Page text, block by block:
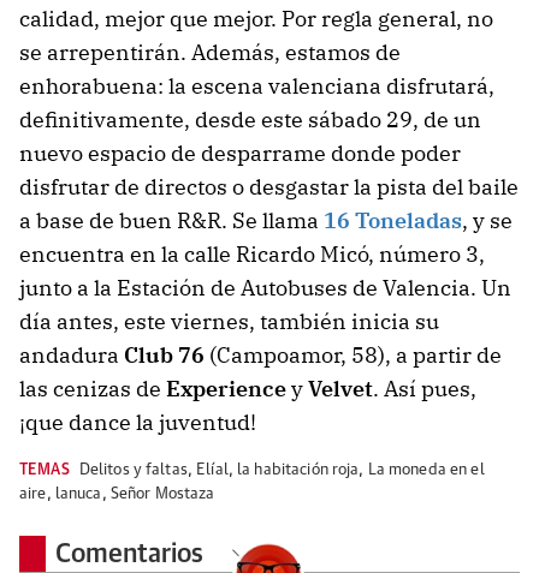
calidad, mejor que mejor. Por regla general, no
se arrepentirán. Además, estamos de
enhorabuena: la escena valenciana disfrutará,
definitivamente, desde este sábado 29, de un
nuevo espacio de desparrame donde poder
disfrutar de directos o desgastar la pista del baile
a base de buen R&R. Se llama 16 Toneladas, y se
encuentra en la calle Ricardo Micó, número 3,
junto a la Estación de Autobuses de Valencia. Un
día antes, este viernes, también inicia su
andadura Club 76 (Campoamor, 58), a partir de
las cenizas de ExperienceyVelvet. Así pues,
¡que dance la juventud!
TEMAS Delitos y faltas, Elíal, la habitación roja, La moneda en el
aire, lanuca , Señor Mostaza
Comentarios